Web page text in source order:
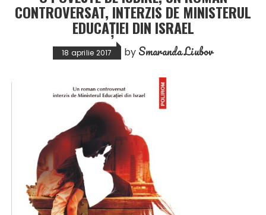
CONTROVERSAT, INTERZIS DE MINISTERUL
EDUCAŢIEI DIN ISRAEL
18 aprilie 2017 by Smaranda Liubov